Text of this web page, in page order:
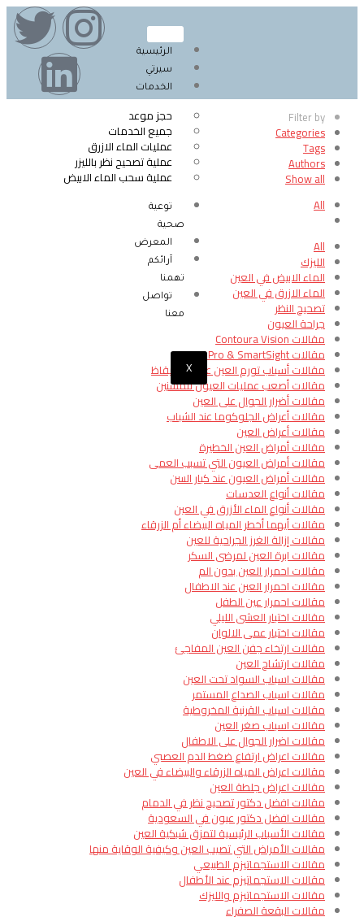
الرئيسية
سيرتي
الخدمات
حجز موعد
جميع الخدمات
عمليات الماء الازرق
عملية تصحيح نظر بالليزر
عملية سحب الماء الابيض
توعية
صحية
المعرض
آرائكم
تهمنا
تواصل
معنا
X
Filter by
Categories
Tags
Authors
Show all
All
All
الليزك
الماء الابيض في العين
الماء الازرق في العين
تصحيح النظر
جراحة العيون
مقالات Contoura Vision
مقالات SMILE Pro & SmartSight
مقالات أسباب تورم العين عند الاستيقاظ
مقالات أصعب عمليات العيون للمسنين
مقالات أضرار الجوال على العين
مقالات أعراض الجلوكوما عند الشباب
مقالات أعراض العين
مقالات أمراض العين الخطيرة
مقالات أمراض العيون التي تسبب العمى
مقالات أمراض العيون عند كبار السن
مقالات أنواع العدسات
مقالات أنواع الماء الأزرق في العين
مقالات أيهما أخطر المياه البيضاء أم الزرقاء
مقالات إزالة الغرز الجراحية للعين
مقالات ابرة العين لمرضى السكر
مقالات احمرار العين بدون الم
مقالات احمرار العين عند الاطفال
مقالات احمرار عين الطفل
مقالات اختبار العشى الليلي
مقالات اختبار عمى الالوان
مقالات ارتخاء جفن العين المفاجئ
مقالات ارتشاح العين
مقالات اسباب السواد تحت العين
مقالات اسباب الصداع المستمر
مقالات اسباب القرنية المخروطية
مقالات اسباب صغر العين
مقالات اضرار الجوال على الاطفال
مقالات اعراض ارتفاع ضغط الدم العصبي
مقالات اعراض المياه الزرقاء والبيضاء في العين
مقالات اعراض جلطة العين
مقالات افضل دكتور تصحيح نظر في الدمام
مقالات افضل دكتور عيون في السعودية
مقالات الأسباب الرئيسية لتمزق شبكية العين
مقالات الأمراض التي تصيب العين وكيفية الوقاية منها
مقالات الاستجماتيزم الطبيعي
مقالات الاستجماتيزم عند الأطفال
مقالات الاستجماتيزم والليزك
مقالات البقعة الصفراء